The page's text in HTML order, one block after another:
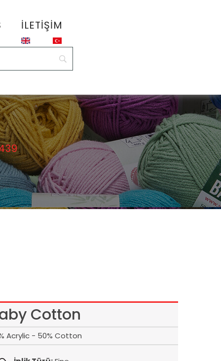
İLETIŞIM
Cotton
Acrylic - 50% Cotton